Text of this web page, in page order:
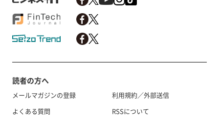
読者の方へ
メールマガジンの登録
よくある質問
利用規約／外部送信
RSSについて